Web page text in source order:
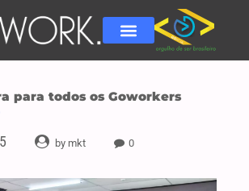
para todos os Goworkers
by mkt 0